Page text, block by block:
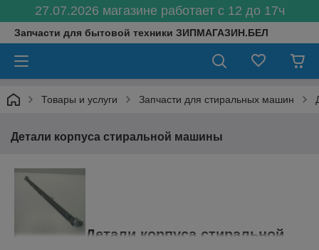
27.07.2026 магазине работает с 12 до 17ч
Запчасти для бытовой техники ЗИПМАГАЗИН.БЕЛ
Товары и услуги Запчасти для стиральных машин
Детали корпуса стиральной машины
Детали корпуса стиральной